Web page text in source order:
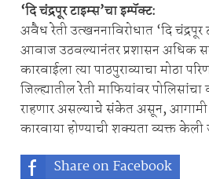
‘दि चंद्रपूर टाइम्स’चा इम्पॅक्ट:
अवैध रेती उत्खननाविरोधात ‘दि चंद्रपूर
आवाज उठवल्यानंतर प्रशासन अधिक
कारवाईला त्या पाठपुराव्याचा मोठा
जिल्ह्यातील रेती माफियांवर
राहणार असल्याचे संकेत असून,
कारवाया होण्याची शक्यता व्यक्त
Share on Facebook